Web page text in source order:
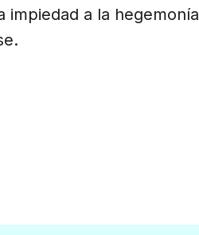
impiedad a la hegemonía